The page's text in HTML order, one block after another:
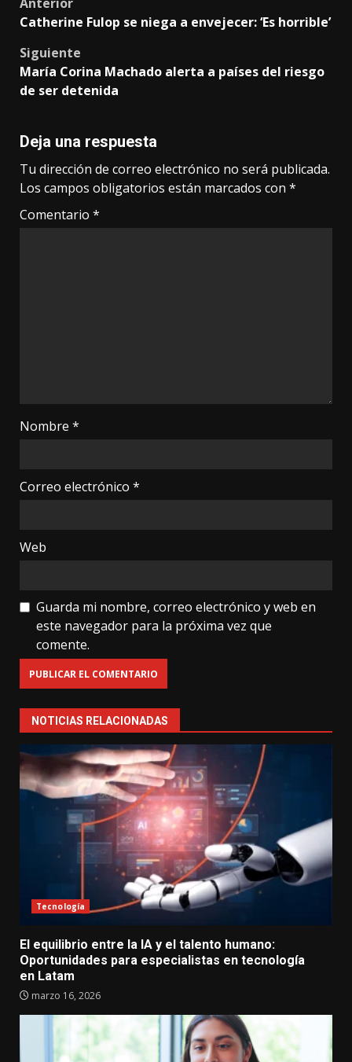
Post
navigation
Catherine Fulop se niega a envejecer: ‘Es horrible’
Siguiente
María Corina Machado alerta a países del riesgo
de ser detenida
Deja una respuesta
Tu dirección de correo electrónico no será publicada.
Los campos obligatorios están marcados con *
Comentario *
Nombre *
Correo electrónico *
Web
Guarda mi nombre, correo electrónico y web en
este navegador para la próxima vez que
comente.
NOTICIAS RELACIONADAS
Tecnología
El equilibrio entre la IA y el talento humano:
Oportunidades para especialistas en tecnología
en Latam
marzo 16, 2026